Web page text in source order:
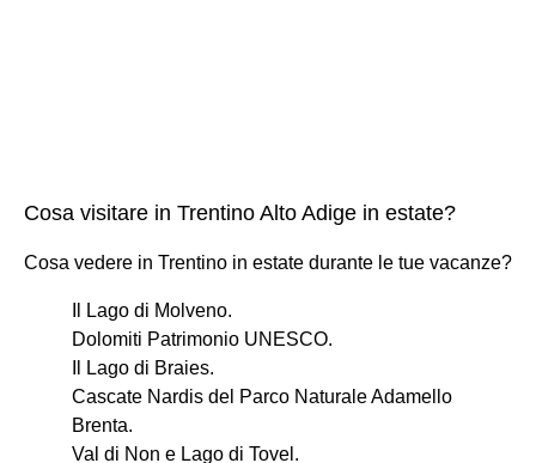
Cosa visitare in Trentino Alto Adige in estate?
Cosa vedere in Trentino in estate durante le tue vacanze?
Il Lago di Molveno.
Dolomiti Patrimonio UNESCO.
Il Lago di Braies.
Cascate Nardis del Parco Naturale Adamello
Brenta.
Val di Non e Lago di Tovel.